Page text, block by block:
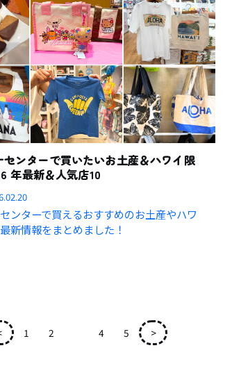
センターで買いたいお土産＆ハワイ限
年最新＆人気店10
ンターで買えるおすすめのお土産やハワ
新情報をまとめました！
1 2 4 5 >